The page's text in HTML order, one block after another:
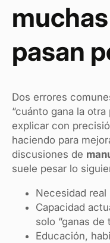
pasan
Dos errores
“cuánto gana la
explicar con
haciendo para
discusiones de
suele pesar lo
Necesidad
Capacidad
solo “ganas de
Educación,